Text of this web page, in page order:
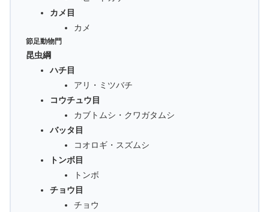
カメ目
カメ
節足動物門
昆虫綱
ハチ目
アリ・ミツバチ
コウチュウ目
カブトムシ・クワガタムシ
バッタ目
コオロギ・スズムシ
トンボ目
トンボ
チョウ目
チョウ